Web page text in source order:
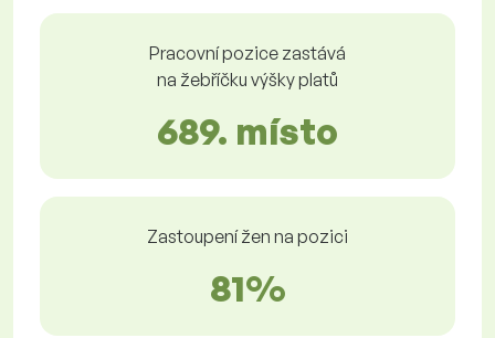
Pracovní pozice zastává
na žebříčku výšky platů
689. místo
Zastoupení žen na pozici
81%